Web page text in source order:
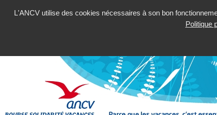
L'ANCV utilise des cookies nécessaires à son bon
Politique